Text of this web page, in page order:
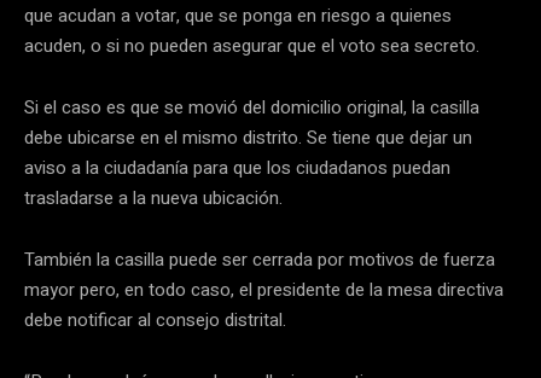
que acudan a votar, que se ponga en riesgo a quienes
acuden, o si no pueden asegurar que el voto sea secreto.
Si el caso es que se movió del domicilio original, la casilla
debe ubicarse en el mismo distrito. Se tiene que dejar un
aviso a la ciudadanía para que los ciudadanos puedan
trasladarse a la nueva ubicación.
También la casilla puede ser cerrada por motivos de fuerza
mayor pero, en todo caso, el presidente de la mesa directiva
debe notificar al consejo distrital.